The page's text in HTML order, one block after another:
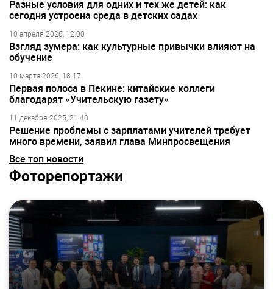
Разные условия для одних и тех же детей: как
сегодня устроена среда в детских садах
10 апреля 2026, 12:00
Взгляд зумера: как культурные привычки влияют на
обучение
10 марта 2026, 18:17
Первая полоса в Пекине: китайские коллеги
благодарят «Учительскую газету»
11 декабря 2025, 21:40
Решение проблемы с зарплатами учителей требует
много времени, заявил глава Минпросвещения
Все топ новости
Фоторепортажи